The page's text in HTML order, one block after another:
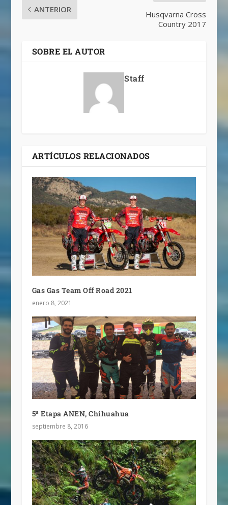
ANTERIOR
Husqvarna Cross
Country 2017
SOBRE EL AUTOR
Staff
ARTÍCULOS RELACIONADOS
Gas Gas Team Off Road 2021
enero 8, 2021
5ª Etapa ANEN, Chihuahua
septiembre 8, 2016